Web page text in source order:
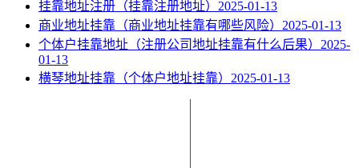
挂靠地址注册（挂靠注册地址） 2025-01-13
商业地址挂靠（商业地址挂靠有哪些风险） 2025-01-13
个体户挂靠地址（注册公司地址挂靠有什么后果） 2025-
01-13
横琴地址挂靠（个体户地址挂靠） 2025-01-13